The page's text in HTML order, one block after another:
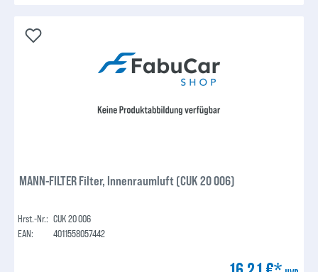
MANN-FILTER Filter, Innenraumluft (CUK 20 006)
Hrst.-Nr.: CUK 20 006
EAN:
4011558057442